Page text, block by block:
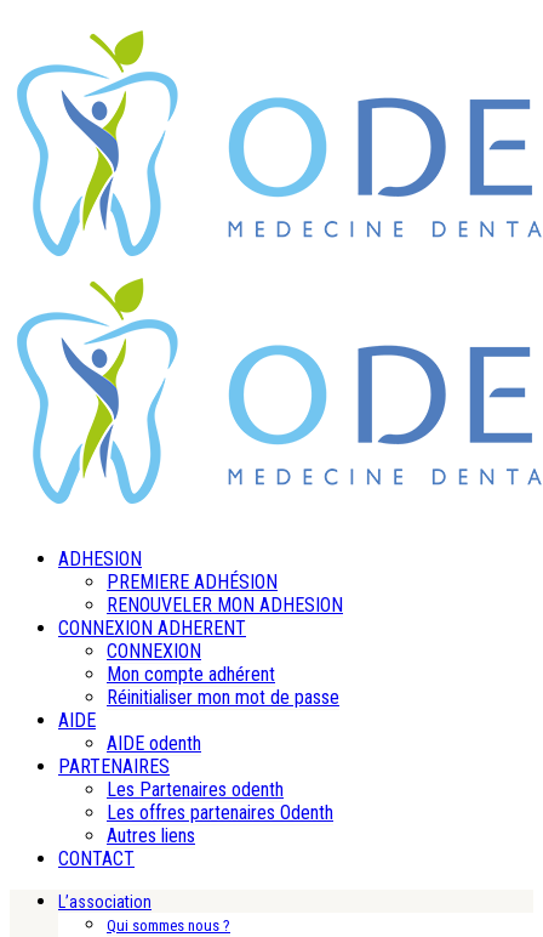
ADHESION
PREMIERE ADHÉSION
RENOUVELER MON ADHESION
CONNEXION ADHERENT
CONNEXION
Mon compte adhérent
Réinitialiser mon mot de passe
AIDE
AIDE odenth
PARTENAIRES
Les Partenaires odenth
Les offres partenaires Odenth
Autres liens
CONTACT
L’association
Qui sommes nous ?